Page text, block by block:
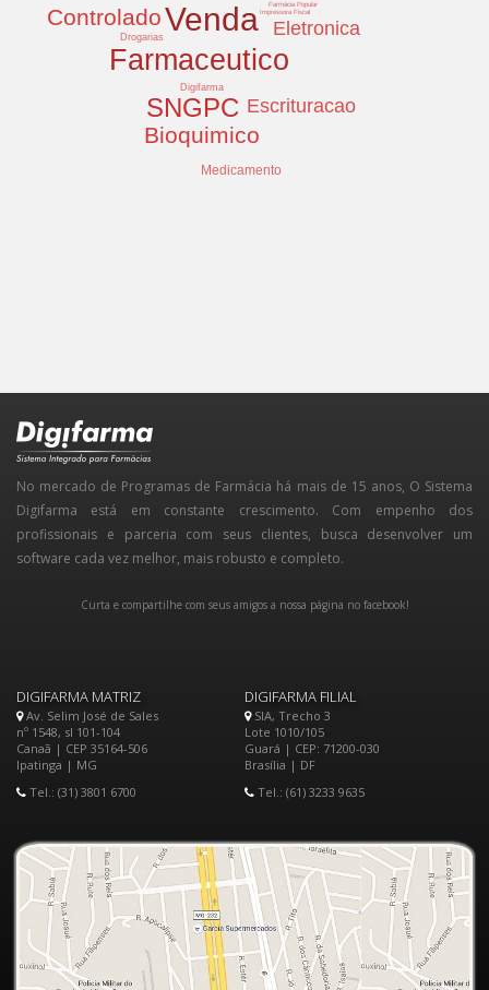
Venda
Farmaceutico
SNGPC
Controlado
Bioquimico
Eletronica
Escrituracao
Medicamento
Digifarma
Drogarias
Farmácia Popular
Impressora Fiscal
No mercado de Programas de Farmácia há mais de 15 anos, O Sistema
Digifarma está em constante crescimento. Com empenho dos
profissionais e parceria com seus clientes, busca desenvolver um
software cada vez melhor, mais robusto e completo.
Curta e compartilhe com seus amigos a nossa página no facebook!
DIGIFARMA MATRIZ
Av. Selim José de Sales
nº 1548, sl 101-104
Canaã | CEP 35164-506
Ipatinga | MG
Tel.: (31) 3801 6700
DIGIFARMA FILIAL
SIA, Trecho 3
Lote 1010/105
Guará | CEP: 71200-030
Brasília | DF
Tel.: (61) 3233 9635